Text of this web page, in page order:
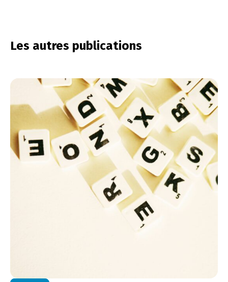
Les autres publications